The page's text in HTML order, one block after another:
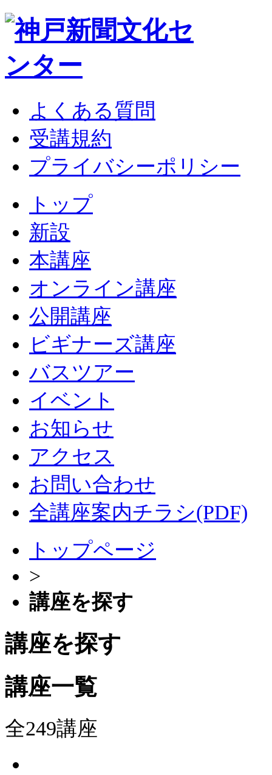
よくある質問
受講規約
プライバシーポリシー
トップ
新設
本講座
オンライン講座
公開講座
ビギナーズ講座
バスツアー
イベント
お知らせ
アクセス
お問い合わせ
全講座案内チラシ(PDF)
トップページ
>
講座を探す
講座を探す
講座一覧
全249講座